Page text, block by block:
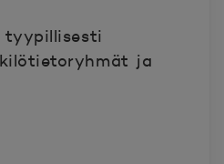
tyypillisesti
ja